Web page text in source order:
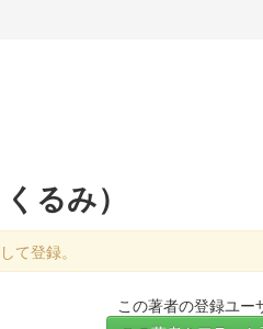
るみ）
て登録。
この著者の登録ユー